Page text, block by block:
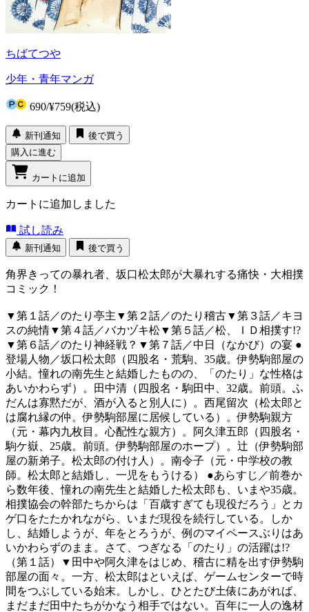
ちばてつや
少年・青年マンガ
690/¥759(税込)
新刊通知
後で買う
購入に進む
カートに追加
カートに追加しました
試し読み
新刊通知 後で買う
角界きっての暴れ者、坂口松太郎が大暴れする痛快・大相撲
コミック！
▼第１話／のたり亭主▼第２話／のたり稽古▼第３話／キヨ
スの純情▼第４話／バカヅキ松▼第５話／松、ＩＤ相撲す!?
▼第６話／のたり神経戦？▼第７話／中日（なかび）の宴 ●
登場人物／坂口松太郎（四股名・荒駒、35歳。伊勢駒部屋の
小結。憧れの南先生と結婚したものの、「のたり」な性格は
あいかわらず）。田中清（四股名・駒田中、32歳。前頭。ふ
だんは寡黙だが、酒が入ると別人に）。西尾留次（松太郎と
は腐れ縁の仲。伊勢駒部屋に居候している）。伊勢駒親方
（元・幕内九枚目。心配性な親方）。阿久津五郎（四股名・
駒ケ嶽、25歳。前頭。伊勢駒部屋のホープ）。辻（伊勢駒部
屋の新弟子。松太郎の付け人）。南令子（元・中学校の教
師。松太郎と結婚し、一児をもうける） ●あらすじ／前巻か
ら数年後、憧れの南先生と結婚した松太郎も、いまや35歳。
相撲協会の幹部たちからは「百歳すぎても現役だろう」とカ
ゲ口をたたかれながら、いまだ現役を続行している。しか
し、結婚しようが、年をとろうが、例のマイペースぶりはあ
いかわらずのまま。さて、つぎなる「のたり」の活躍は!?
（第１話）▼田中や阿久津をはじめ、稽古に精を出す伊勢駒
部屋の面々。一方、松太郎はといえば、ゲームセンターで時
間をつぶしている始末。しかし、ひとたび土俵にあがれば、
まだまだ田中たちがかなう相手ではない。百年に一人の逸材